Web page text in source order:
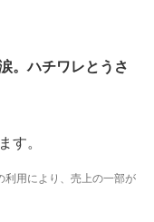
。ハチワレとうさ
す。
用により、売上の一部が